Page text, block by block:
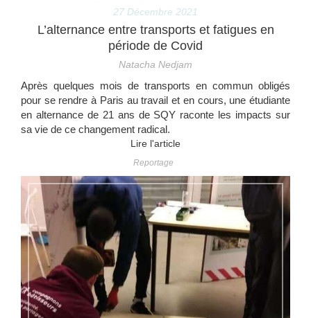
27 Décembre 2021
L’alternance entre transports et fatigues en
période de Covid
Natacha Nedjam
Après quelques mois de transports en commun obligés
pour se rendre à Paris au travail et en cours, une étudiante
en alternance de 21 ans de SQY raconte les impacts sur
sa vie de ce changement radical.
Lire l'article
Reportage